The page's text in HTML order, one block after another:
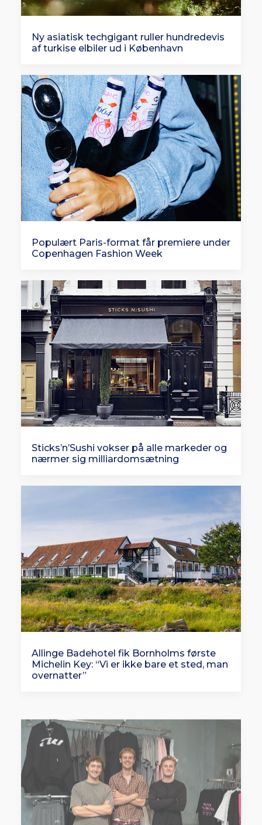
Ny asiatisk techgigant ruller hundredevis
af turkise elbiler ud i København
Populært Paris-format får premiere under
Copenhagen Fashion Week
Sticks’n’Sushi vokser på alle markeder og
nærmer sig milliardomsætning
Allinge Badehotel fik Bornholms første
Michelin Key: “Vi er ikke bare et sted, man
overnatter”